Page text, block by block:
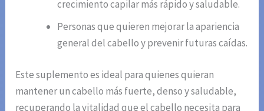
crecimiento capilar más rápido y saludable.
Personas que quieren mejorar la apariencia
general del cabello y prevenir futuras caídas.
Este suplemento es ideal para quienes quieran
mantener un cabello más fuerte, denso y saludable,
recuperando la vitalidad que el cabello necesita para